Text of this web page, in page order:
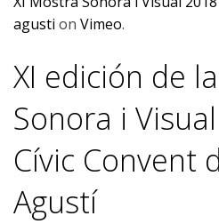
agusti on Vimeo.
XI edición de
Sonora i
Cívic Convent
Agustí